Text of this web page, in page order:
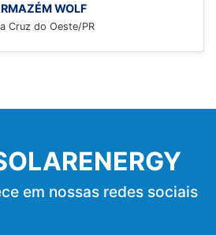
WOLF
Cruz do Oeste/PR
em nossas redes sociais